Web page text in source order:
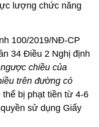
lượng chức năng
100/2019/NĐ-CP
34 Điều 2 Nghị định
chiều của
trên đường có
bị phạt tiền từ 4-6
sử dụng Giấy